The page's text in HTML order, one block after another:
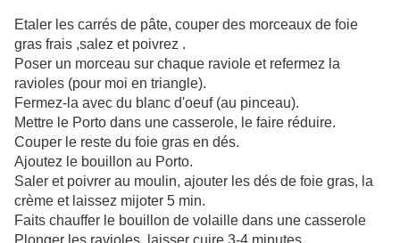
Etaler les carrés de pâte, couper des morceaux de foie
gras frais ,salez et poivrez .
Poser un morceau sur chaque raviole et refermez la
ravioles (pour moi en triangle).
Fermez-la avec du blanc d'oeuf (au pinceau).
Mettre le Porto dans une casserole, le faire réduire.
Couper le reste du foie gras en dés.
Ajoutez le bouillon au Porto.
Saler et poivrer au moulin, ajouter les dés de foie gras, la
crème et laissez mijoter 5 min.
Faits chauffer le bouillon de volaille dans une casserole